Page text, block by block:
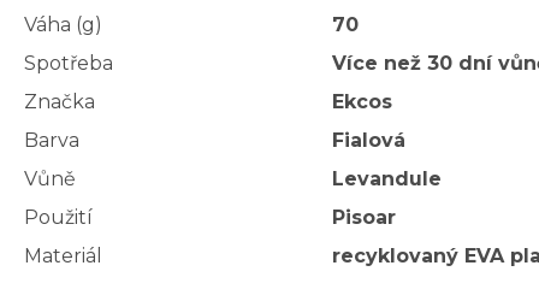
Váha (g)
70
Spotřeba
Více než 30 dní
Značka
Ekcos
Barva
Fialová
Vůně
Levandule
Použití
Pisoar
Materiál
recyklovaný EVA